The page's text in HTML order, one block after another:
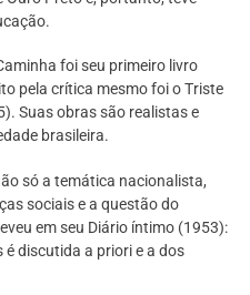
foi seu primeiro livro
pela crítica mesmo foi o Triste
Suas obras são realistas e
brasileira.
só a temática nacionalista,
sociais e a questão do
em seu Diário íntimo (1953):
é discutida a priori e a dos